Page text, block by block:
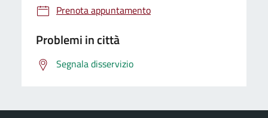
Prenota appuntamento
Problemi in città
Segnala disservizio